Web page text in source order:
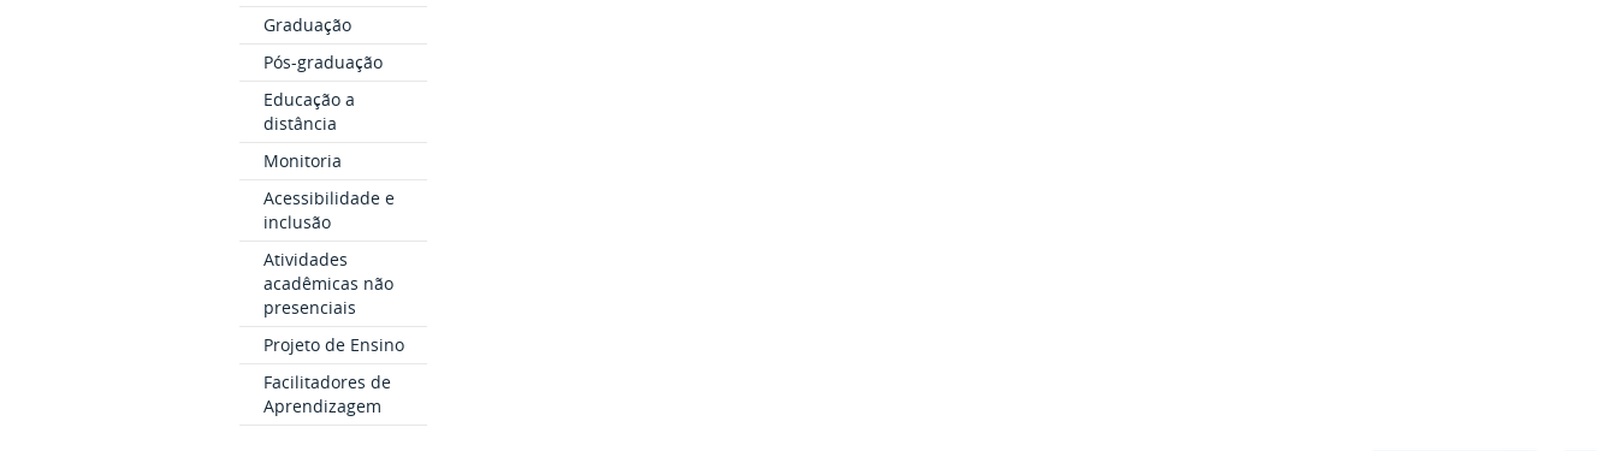
Graduação
Pós-graduação
Educação a
distância
Monitoria
Acessibilidade e
inclusão
Atividades
acadêmicas não
presenciais
Projeto de Ensino
Facilitadores de
Aprendizagem